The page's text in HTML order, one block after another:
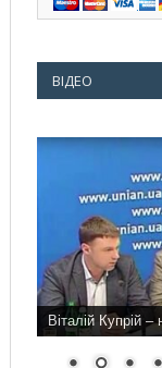
ВІДЕО
Віталій Купрій